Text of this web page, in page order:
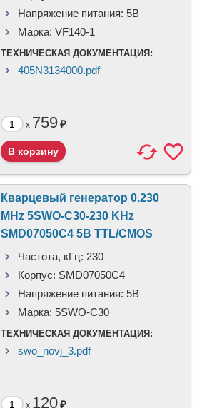
Напряжение питания: 5В
Марка: VF140-1
ТЕХНИЧЕСКАЯ ДОКУМЕНТАЦИЯ:
405N3134000.pdf
x 759₽
Кварцевый генератор 0.230
MHz 5SWO-C30-230 KHz
SMD07050C4 5В TTL/CMOS
Частота, кГц: 230
Корпус: SMD07050C4
Напряжение питания: 5В
Марка: 5SWO-C30
ТЕХНИЧЕСКАЯ ДОКУМЕНТАЦИЯ:
swo_novj_3.pdf
x 120₽